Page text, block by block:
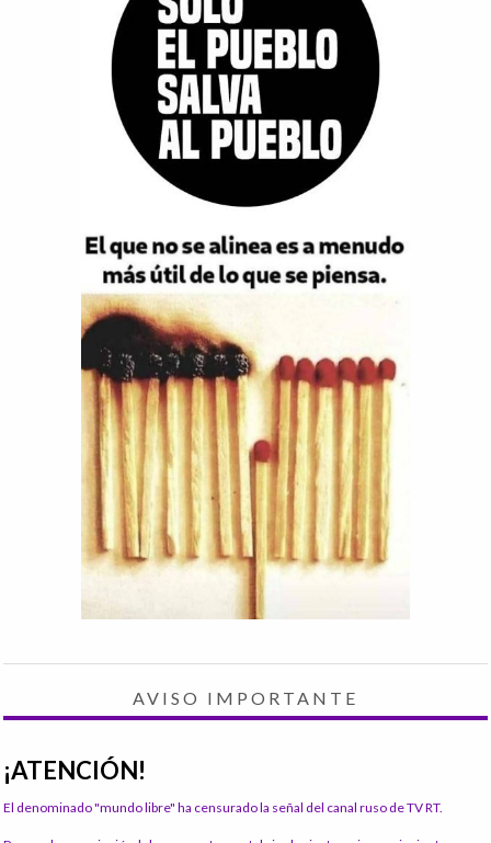
AVISO IMPORTANTE
¡ATENCIÓN!
El denominado "mundo libre" ha censurado la señal del canal ruso de TV RT.